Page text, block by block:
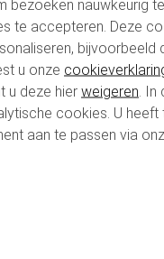
zal waarderen.
Elk item is
met houten plank
en
of klanten.
en speciaal
aan de
nauwkeurig te
te accepteren. Deze
bijvoorbeeld
u onze
u deze hier weigeren .
cookies. U heeft
aan te passen via